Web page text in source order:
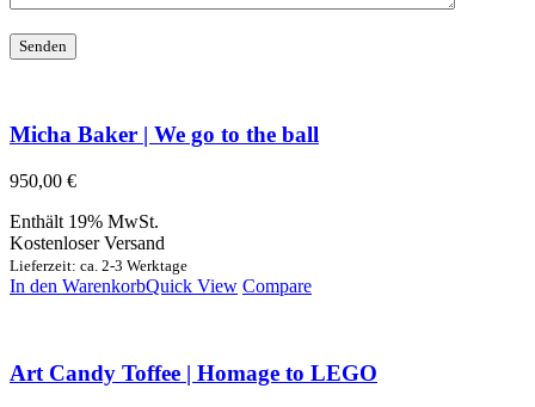
Micha Baker | We go to the ball
950,00 €
Enthält 19% MwSt.
Kostenloser Versand
Lieferzeit: ca. 2-3 Werktage
In den WarenkorbQuick View Compare
Art Candy Toffee | Homage to LEGO